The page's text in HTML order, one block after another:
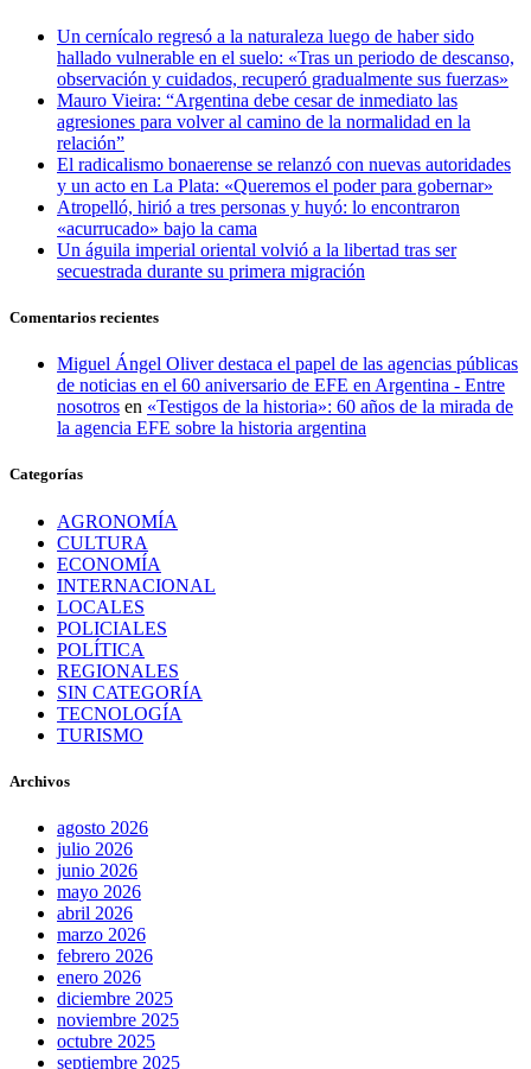
Un cernícalo regresó a la naturaleza luego de haber sido
hallado vulnerable en el suelo: «Tras un periodo de descanso,
observación y cuidados, recuperó gradualmente sus fuerzas»
Mauro Vieira: “Argentina debe cesar de inmediato las
agresiones para volver al camino de la normalidad en la
relación”
El radicalismo bonaerense se relanzó con nuevas autoridades
y un acto en La Plata: «Queremos el poder para gobernar»
Atropelló, hirió a tres personas y huyó: lo encontraron
«acurrucado» bajo la cama
Un águila imperial oriental volvió a la libertad tras ser
secuestrada durante su primera migración
Comentarios recientes
Miguel Ángel Oliver destaca el papel de las agencias públicas
de noticias en el 60 aniversario de EFE en Argentina - Entre
nosotros en «Testigos de la historia»: 60 años de la mirada de
la agencia EFE sobre la historia argentina
Categorías
AGRONOMÍA
CULTURA
ECONOMÍA
INTERNACIONAL
LOCALES
POLICIALES
POLÍTICA
REGIONALES
SIN CATEGORÍA
TECNOLOGÍA
TURISMO
Archivos
agosto 2026
julio 2026
junio 2026
mayo 2026
abril 2026
marzo 2026
febrero 2026
enero 2026
diciembre 2025
noviembre 2025
octubre 2025
septiembre 2025